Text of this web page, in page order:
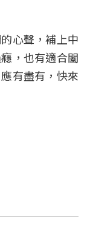
心聲，補上中
，也有適合闔
有盡有，快來